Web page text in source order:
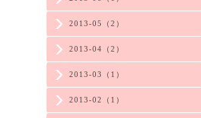
2013-05（2）
2013-04（2）
2013-03（1）
2013-02（1）